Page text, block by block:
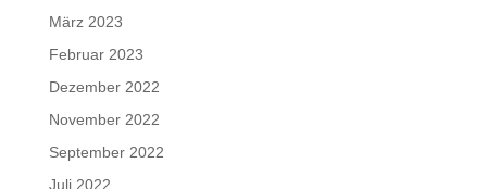
März 2023
Februar 2023
Dezember 2022
November 2022
September 2022
Juli 2022